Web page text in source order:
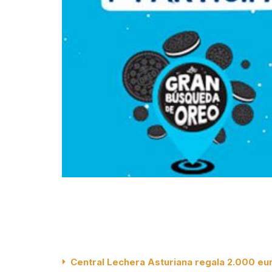
Central Lechera Asturiana regala 2.000